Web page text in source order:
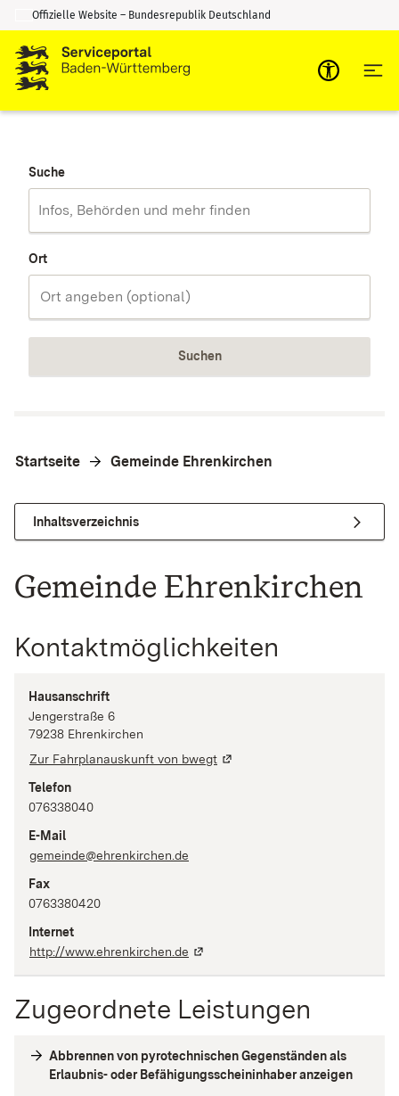
Zum Inhalt springen
Zur Suche springen
Offizielle Website – Bundesrepublik Deutschland
Suche
Ort
Suchen
Startseite Gemeinde Ehrenkirchen
Inhaltsverzeichnis
Gemeinde Ehrenkirchen
Kontaktmöglichkeiten
Hausanschrift
Jengerstraße 6
79238 Ehrenkirchen
Zur Fahrplanauskunft von bwegt
Telefon
076338040
E-Mail
gemeinde@ehrenkirchen.de
Fax
0763380420
Internet
http://www.ehrenkirchen.de
Zugeordnete Leistungen
Abbrennen von pyrotechnischen Gegenständen als
Erlaubnis- oder Befähigungsscheininhaber anzeigen